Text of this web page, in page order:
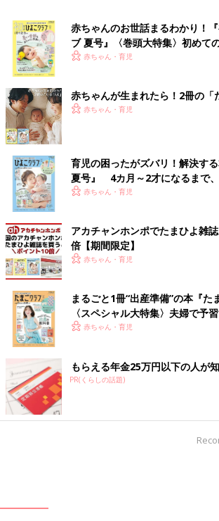
赤ちゃんのお世話まるわかり！
ブ 夏号』〈巻頭大特集〉初めて
く！ おっぱい・ミルクの基本と
赤ちゃん・育児
赤ちゃんが生まれたら！2冊の「
赤ちゃん・育児
育児の困ったがズバリ！解決す
夏号』 4カ月～2才になるまで
いっぱい！
赤ちゃん・育児
アカチャンホンポでたまひよ雑
倍【期間限定】
赤ちゃん・育児
まるごと1冊“出産準備”の本『た
〈スペシャル大特集〉夫婦で予
赤ちゃん・育児
もらえる年金25万円以下の人が
PR(くらしの話題)